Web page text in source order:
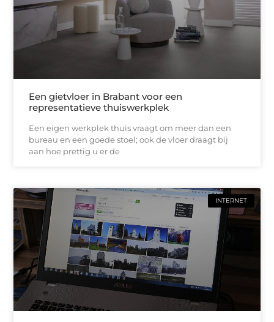
Een gietvloer in Brabant voor een
representatieve thuiswerkplek
Een eigen werkplek thuis vraagt om meer dan een
bureau en een goede stoel; ook de vloer draagt bij
aan hoe prettig u er de
INTERNET